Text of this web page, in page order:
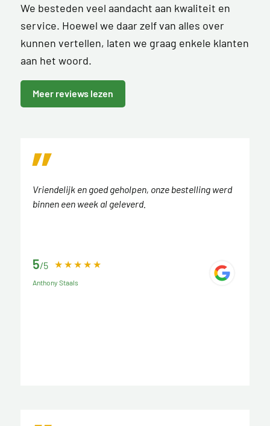
We besteden veel aandacht aan kwaliteit en
service. Hoewel we daar zelf van alles over
kunnen vertellen, laten we graag enkele klanten
aan het woord.
Meer reviews lezen
Vriendelijk en goed geholpen, onze bestelling werd
binnen een week al geleverd.
5/5
Anthony Staals